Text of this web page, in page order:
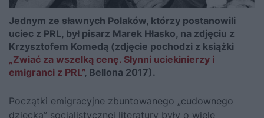
Jednym ze sławnych Polaków, którzy postanowili
uciec z PRL, był pisarz Marek Hłasko, na zdjęciu z
Krzysztofem Komedą (zdjęcie pochodzi z książki
„Zwiać za wszelką cenę. Słynni uciekinierzy i
emigranci z PRL”, Bellona 2017).
Początki emigracyjne zbuntowanego „cudownego
dziecka” socjalistycznej literatury były o wiele